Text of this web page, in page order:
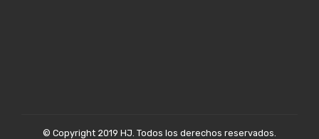
© Copyright 2019 HJ. Todos los derechos reservados.